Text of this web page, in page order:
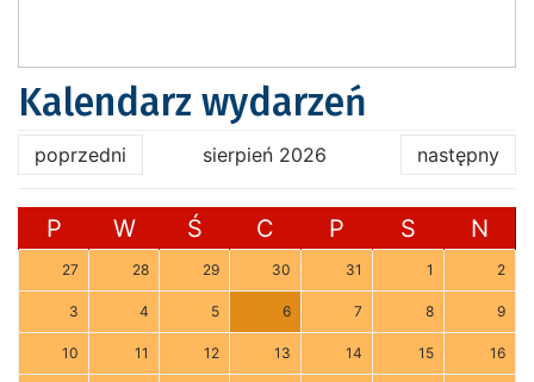
Kalendarz wydarzeń
poprzedni sierpień 2026 następny
P W Ś C P S N
27 28 29 30 31 1 2
3 4 5 6 7 8 9
10 11 12 13 14 15 16